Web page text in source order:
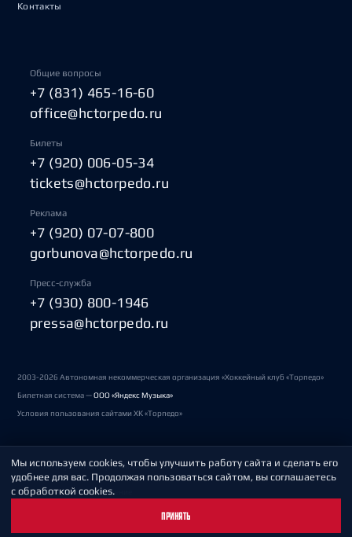
Контакты
Общие вопросы
+7 (831) 465-16-60
office@hctorpedo.ru
Билеты
+7 (920) 006-05-34
tickets@hctorpedo.ru
Реклама
+7 (920) 07-07-800
gorbunova@hctorpedo.ru
Пресс-служба
+7 (930) 800-1946
pressa@hctorpedo.ru
2003-2026 Автономная некоммерческая организация «Хоккейный клуб «Торпедо»
Билетная система —ООО «Яндекс Музыка»
Условия пользования сайтами ХК «Торпедо»
Политика обработки персональных данных
Пользовательское соглашение
Мы используем cookies, чтобы улучшить работу сайта и сделать его
удобнее для вас. Продолжая пользоваться сайтом, вы соглашаетесь
с обработкой cookies.
ПРИНЯТЬ